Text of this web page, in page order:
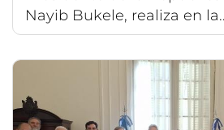
Nayib Bukele, realiza en